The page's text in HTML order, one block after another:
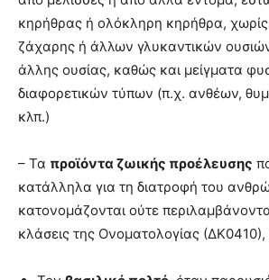
κηρήθρας ή ολόκληρη κηρήθρα,
ζάχαρης ή άλλων γλυκαντικών
άλλης ουσίας, καθώς και μείγματα
διαφορετικών τύπων (π.χ. ανθέων,
κλπ.)
– Τα προϊόντα ζωικής προέλευσης
κατάλληλα για τη διατροφή του
κατονομάζονται ούτε
κλάσεις της Ονοματολογίας